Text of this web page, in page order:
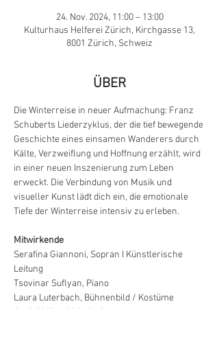
24. Nov. 2024, 11:00 – 13:00
Kulturhaus Helferei Zürich, Kirchgasse 13,
8001 Zürich, Schweiz
ÜBER
Die Winterreise in neuer Aufmachung: Franz
Schuberts Liederzyklus, der die tief bewegende
Geschichte eines einsamen Wanderers durch
Kälte, Verzweiflung und Hoffnung erzählt, wird
in einer neuen Inszenierung zum Leben
erweckt. Die Verbindung von Musik und
visueller Kunst lädt dich ein, die emotionale
Tiefe der Winterreise intensiv zu erleben.
Mitwirkende
Serafina Giannoni, Sopran I Künstlerische
Leitung
Tsovinar Suflyan, Piano
Laura Luterbach, Bühnenbild / Kostüme
Janic Haller, Lichtdesign